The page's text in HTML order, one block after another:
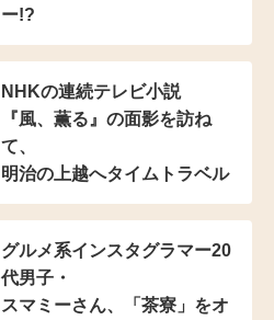
ー!?
NHKの連続テレビ小説
『風、薫る』の面影を訪ね
て、
明治の上越へタイムトラベル
グルメ系インスタグラマー20
代男子・
スマミーさん、「茶寮」をオ